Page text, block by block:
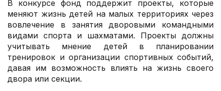
В конкурсе фонд поддержит проекты, которые
меняют жизнь детей на малых территориях через
вовлечение в занятия дворовыми командными
видами спорта и шахматами. Проекты должны
учитывать мнение детей в планировании
тренировок и организации спортивных событий,
давая им возможность влиять на жизнь своего
двора или секции.